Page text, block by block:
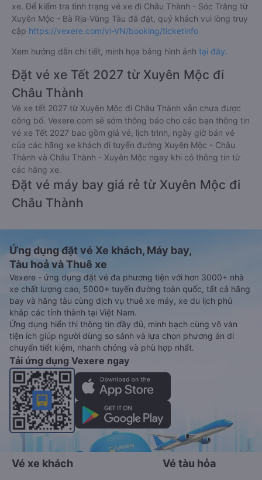
xe. Để kiểm tra tình trạng vé xe đi Châu Thành - Sóc Trăng từ
Xuyên Mộc - Bà Rịa-Vũng Tàu đã đặt, quý khách vui lòng truy
cập https://vexere.com/vi-VN/booking/ticketinfo
Xem hướng dẫn chi tiết, minh họa bằng hình ảnh tại đây.
Đặt vé xe Tết 2027 từ Xuyên Mộc đi
Châu Thành
Vé xe tết 2027 từ Xuyên Mộc đi Châu Thành vẫn chưa được
công bố. Vexere.com sẽ sớm thông báo cho các bạn thông tin
vé xe Tết 2027 bao gồm giá vé, lịch trình, ngày giờ bán vé
của các hãng xe khách đi tuyến đường Xuyên Mộc - Châu
Thành và Châu Thành - Xuyên Mộc ngay khi có thông tin từ
các hãng xe.
Đặt vé máy bay giá rẻ từ Xuyên Mộc đi
Châu Thành
Ứng dụng đặt vé Xe khách, Máy bay,
Tàu hoả và Thuê xe
Vexere - ứng dụng đặt vé đa phương tiện với hơn 3000+ nhà
xe chất lượng cao, 5000+ tuyến đường toàn quốc, tất cả hãng
bay và hãng tàu cùng dịch vụ thuê xe máy, xe du lịch phủ
khắp các tỉnh thành tại Việt Nam.
Ứng dụng hiển thị thông tin đầy đủ, minh bạch cùng vô vàn
tiện ích giúp người dùng so sánh và lựa chọn phương án di
chuyển tiết kiệm, nhanh chóng và phù hợp nhất.
Tải ứng dụng Vexere ngay
Vé xe khách Vé tàu hỏa